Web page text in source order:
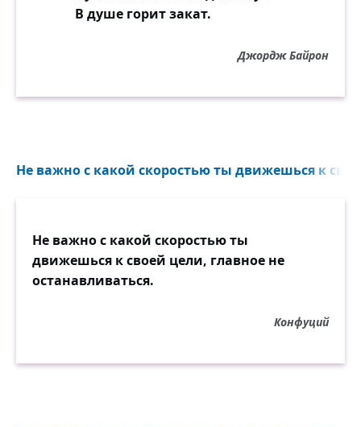
В душе горит закат.
Джордж Байрон
Не важно с какой скоростью ты движешься к
Не важно с какой скоростью ты
движешься к своей цели, главное не
останавливаться.
Конфуций